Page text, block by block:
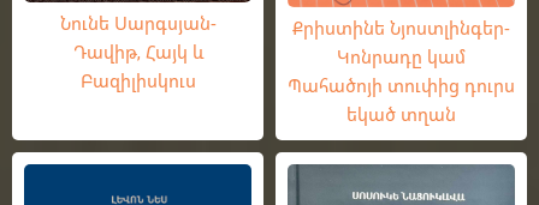
Նունե Սարգսյան-
Դավիթ, Հայկ և
Բազիլիսկուս
Քրիստինե Նյոստլինգեր-
Կոնրադը կամ
Պահածոյի տուփից դուրս
եկած տղան